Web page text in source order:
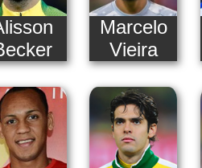
Marcelo
Vieira